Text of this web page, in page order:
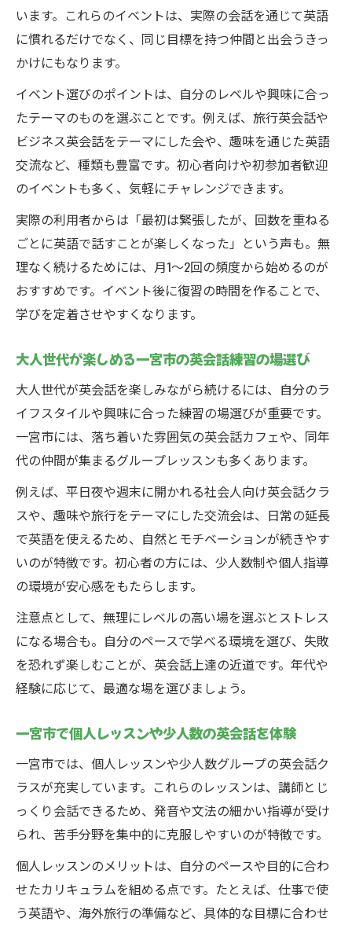
います。これらのイベントは、実際の会話を通じて英語
に慣れるだけでなく、同じ目標を持つ仲間と出会うきっ
かけにもなります。
イベント選びのポイントは、自分のレベルや興味に合っ
たテーマのものを選ぶことです。例えば、旅行英会話や
ビジネス英会話をテーマにした会や、趣味を通じた英語
交流など、種類も豊富です。初心者向けや初参加者歓迎
のイベントも多く、気軽にチャレンジできます。
実際の利用者からは「最初は緊張したが、回数を重ねる
ごとに英語で話すことが楽しくなった」という声も。無
理なく続けるためには、月1～2回の頻度から始めるのが
おすすめです。イベント後に復習の時間を作ることで、
学びを定着させやすくなります。
大人世代が楽しめる一宮市の英会話練習の場選び
大人世代が英会話を楽しみながら続けるには、自分のラ
イフスタイルや興味に合った練習の場選びが重要です。
一宮市には、落ち着いた雰囲気の英会話カフェや、同年
代の仲間が集まるグループレッスンも多くあります。
例えば、平日夜や週末に開かれる社会人向け英会話クラ
スや、趣味や旅行をテーマにした交流会は、日常の延長
で英語を使えるため、自然とモチベーションが続きやす
いのが特徴です。初心者の方には、少人数制や個人指導
の環境が安心感をもたらします。
注意点として、無理にレベルの高い場を選ぶとストレス
になる場合も。自分のペースで学べる環境を選び、失敗
を恐れず楽しむことが、英会話上達の近道です。年代や
経験に応じて、最適な場を選びましょう。
一宮市で個人レッスンや少人数の英会話を体験
一宮市では、個人レッスンや少人数グループの英会話ク
ラスが充実しています。これらのレッスンは、講師とじ
っくり会話できるため、発音や文法の細かい指導が受け
られ、苦手分野を集中的に克服しやすいのが特徴です。
個人レッスンのメリットは、自分のペースや目的に合わ
せたカリキュラムを組める点です。たとえば、仕事で使
う英語や、海外旅行の準備など、具体的な目標に合わせ